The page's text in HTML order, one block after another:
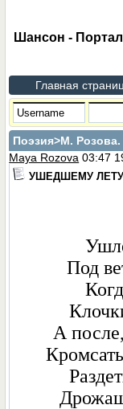
Шансон -
Главная
Поэзия>М. Розова.
Maya Rozova 03:47
УШЕДШЕМУ
Под
А